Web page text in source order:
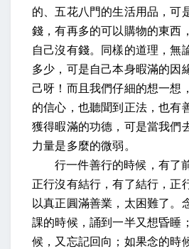
的、五花八門的生活用品，可
錢，有再多的可以購物的東西
自己沒有錢。同樣的道理，無
多少，可是自己本身暇滿的因
己呀！而且我們仔細的想一想
的信心，也聽聞到正法，也有
獲得暇滿的功德，可是當我們
力量是多麼的微弱。
行一件善行的時候，有了
正行沒有結行，有了結行，正
以真正圓滿善業，太困難了。
課的時候，誦到一半又想昏睡
候，又忘記回向；如果念的時